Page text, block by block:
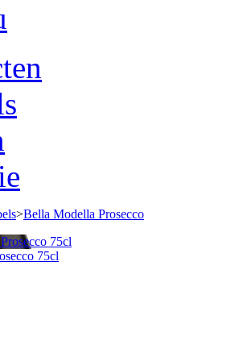
>Bella Modella Prosecco
75cl